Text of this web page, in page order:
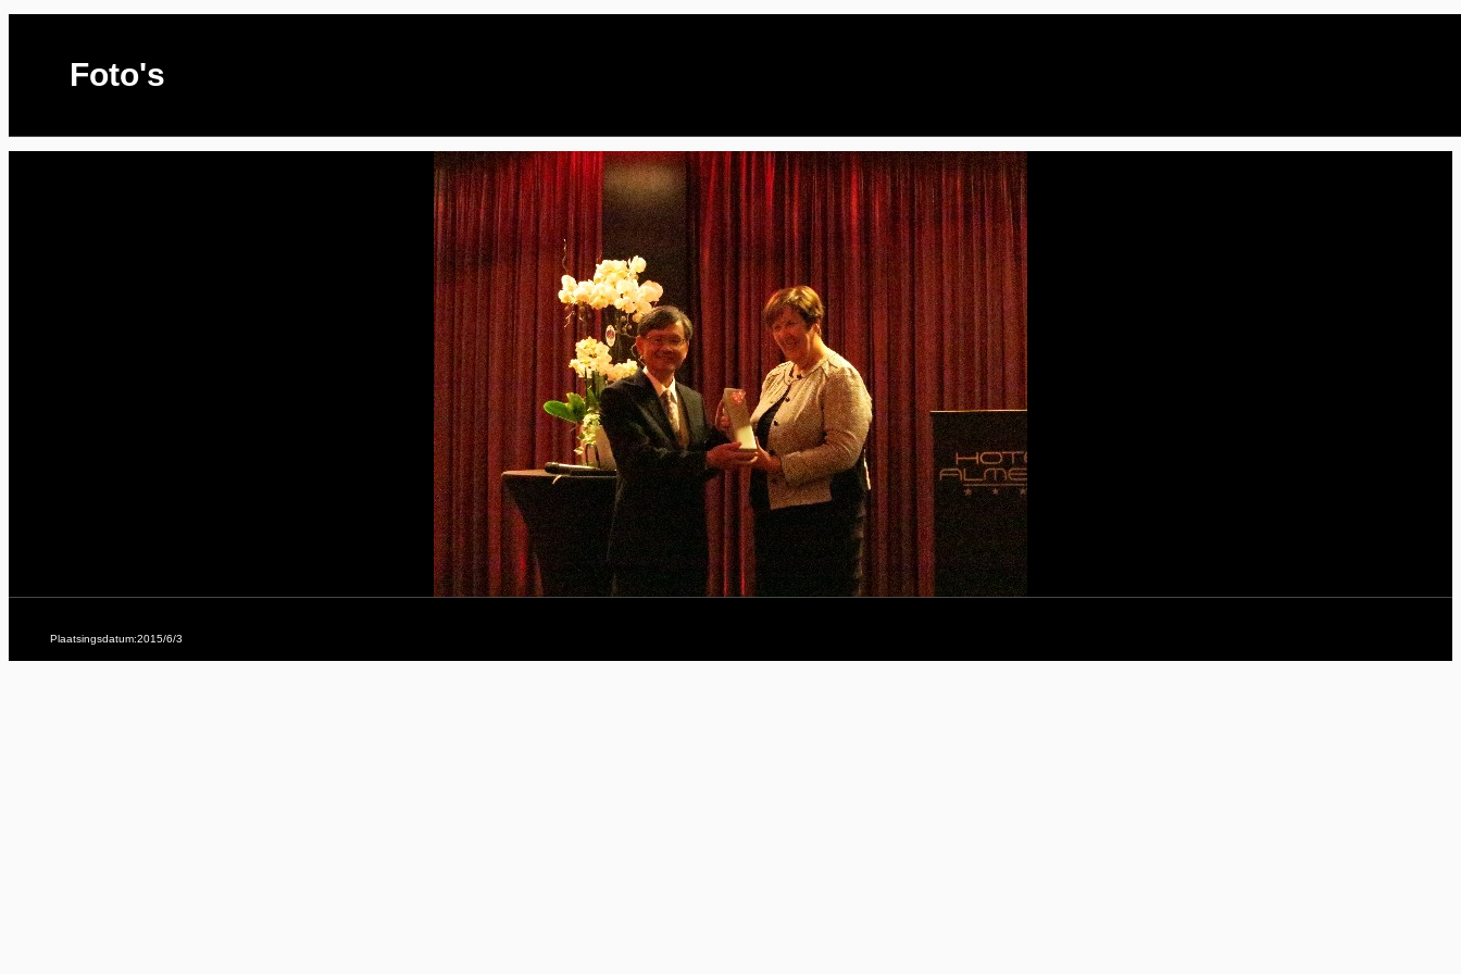
Foto's
Plaatsingsdatum:2015/6/3